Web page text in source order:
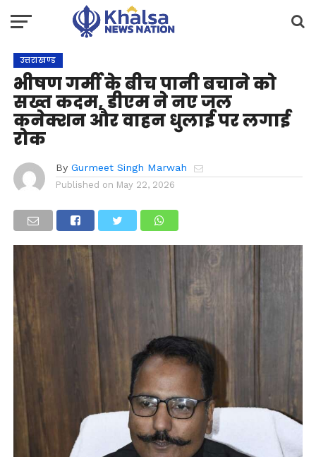
उत्तराखण्ड
भीषण गर्मी के बीच पानी बचाने को
सख्त कदम, डीएम ने नए जल
कनेक्शन और वाहन धुलाई पर लगाई
रोक
By Gurmeet Singh Marwah
Published on May 22, 2026